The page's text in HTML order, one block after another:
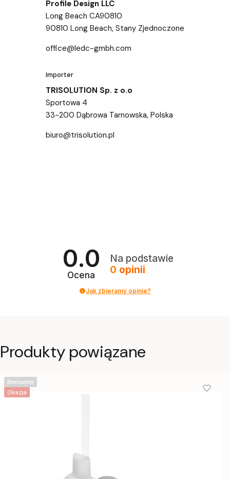
Profile Design LLC
Long Beach CA90810
90810 Long Beach, Stany Zjednoczone
office@ledc-gmbh.com
Importer
TRISOLUTION Sp. z o.o
Sportowa 4
33-200 Dąbrowa Tarnowska, Polska
biuro@trisolution.pl
0.0
Ocena
Na podstawie
0 opinii
Jak zbieramy opinie?
Produkty powiązane
Okazja
Bestseller